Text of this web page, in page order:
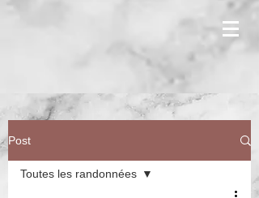
Post
Toutes les randonnées